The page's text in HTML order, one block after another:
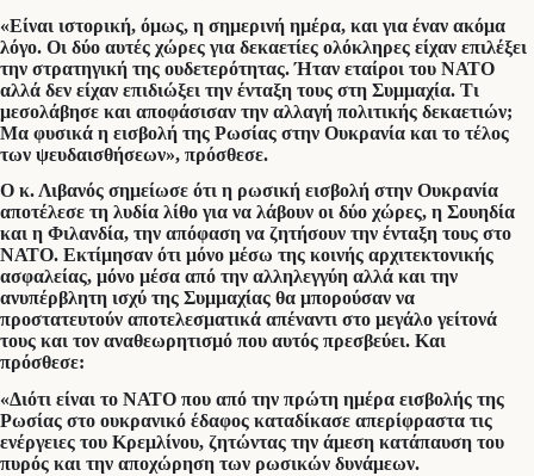
«Είναι ιστορική, όμως, η σημερινή ημέρα, και για έναν ακόμα
λόγο. Οι δύο αυτές χώρες για δεκαετίες ολόκληρες είχαν επιλέξει
την στρατηγική της ουδετερότητας. Ήταν εταίροι του ΝΑΤΟ
αλλά δεν είχαν επιδιώξει την ένταξη τους στη Συμμαχία. Τι
μεσολάβησε και αποφάσισαν την αλλαγή πολιτικής δεκαετιών;
Μα φυσικά η εισβολή της Ρωσίας στην Ουκρανία και το τέλος
των ψευδαισθήσεων», πρόσθεσε.
Ο κ. Λιβανός σημείωσε ότι η ρωσική εισβολή στην Ουκρανία
αποτέλεσε τη λυδία λίθο για να λάβουν οι δύο χώρες, η Σουηδία
και η Φιλανδία, την απόφαση να ζητήσουν την ένταξη τους στο
ΝΑΤΟ. Εκτίμησαν ότι μόνο μέσω της κοινής αρχιτεκτονικής
ασφαλείας, μόνο μέσα από την αλληλεγγύη αλλά και την
ανυπέρβλητη ισχύ της Συμμαχίας θα μπορούσαν να
προστατευτούν αποτελεσματικά απέναντι στο μεγάλο γείτονά
τους και τον αναθεωρητισμό που αυτός πρεσβεύει. Και
πρόσθεσε:
«Διότι είναι το ΝΑΤΟ που από την πρώτη ημέρα εισβολής της
Ρωσίας στο ουκρανικό έδαφος καταδίκασε απερίφραστα τις
ενέργειες του Κρεμλίνου, ζητώντας την άμεση κατάπαυση του
πυρός και την αποχώρηση των ρωσικών δυνάμεων.